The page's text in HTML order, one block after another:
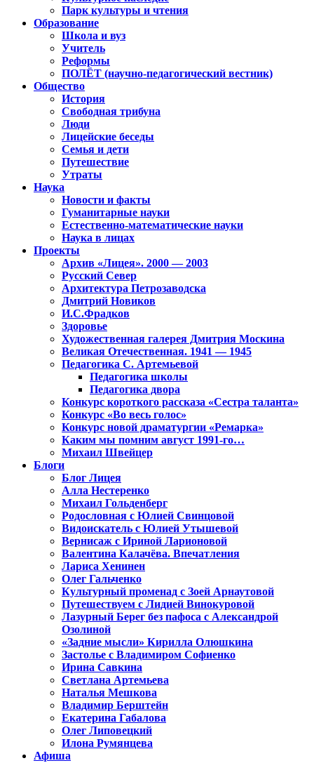
Парк культуры и чтения
Образование
Школа и вуз
Учитель
Реформы
ПОЛЁТ (научно-педагогический вестник)
Общество
История
Свободная трибуна
Люди
Лицейские беседы
Семья и дети
Путешествие
Утраты
Наука
Новости и факты
Гуманитарные науки
Естественно-математические науки
Наука в лицах
Проекты
Архив «Лицея». 2000 — 2003
Русский Север
Архитектура Петрозаводска
Дмитрий Новиков
И.С.Фрадков
Здоровье
Художественная галерея Дмитрия Москина
Великая Отечественная. 1941 — 1945
Педагогика С. Артемьевой
Педагогика школы
Педагогика двора
Конкурс короткого рассказа «Сестра таланта»
Конкурс «Во весь голос»
Конкурс новой драматургии «Ремарка»
Каким мы помним август 1991-го…
Михаил Швейцер
Блоги
Блог Лицея
Алла Нестеренко
Михаил Гольденберг
Родословная с Юлией Свинцовой
Видоискатель с Юлией Утышевой
Вернисаж с Ириной Ларионовой
Валентина Калачёва. Впечатления
Лариса Хенинен
Олег Гальченко
Культурный променад с Зоей Арнаутовой
Путешествуем с Лидией Винокуровой
Лазурный Берег без пафоса с Александрой
Озолиной
«Задние мысли» Кирилла Олюшкина
Застолье с Владимиром Софиенко
Ирина Савкина
Светлана Артемьева
Наталья Мешкова
Владимир Берштейн
Екатерина Габалова
Олег Липовецкий
Илона Румянцева
Афиша